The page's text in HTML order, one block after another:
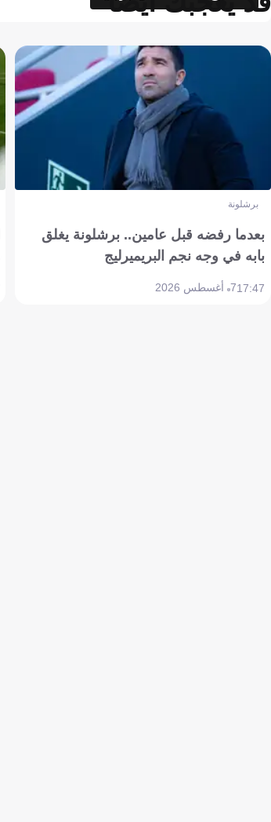
برشلونة
بعدما رفضه قبل عامين.. برشلونة يغلق
بابه في وجه نجم البريميرليج
17:477 أغسطس 2026